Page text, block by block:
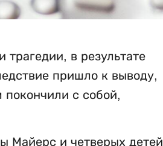
в результате
пришло к выводу,
с собой,
Майерс и четверых детей